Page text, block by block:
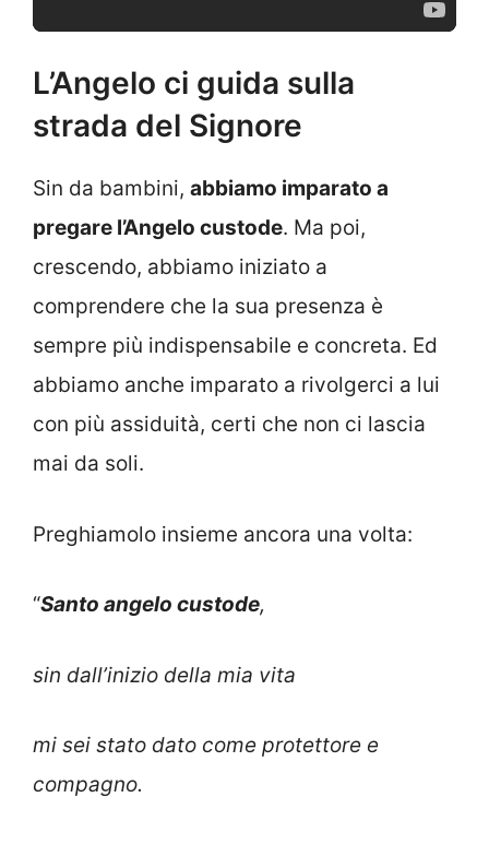
L’Angelo ci guida sulla
strada del Signore
Sin da bambini, abbiamo imparato a
pregare l’Angelo custode. Ma poi,
crescendo, abbiamo iniziato a
comprendere che la sua presenza è
sempre più indispensabile e concreta. Ed
abbiamo anche imparato a rivolgerci a lui
con più assiduità, certi che non ci lascia
mai da soli.
Preghiamolo insieme ancora una volta:
“Santo angelo custode,
sin dall’inizio della mia vita
mi sei stato dato come protettore e
compagno.